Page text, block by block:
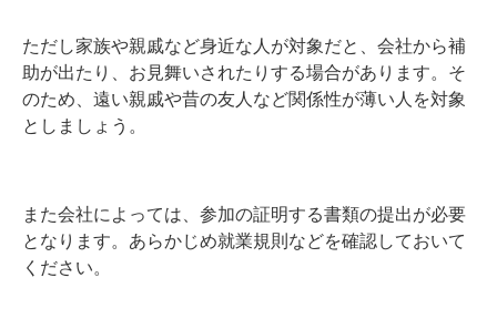
ただし家族や親戚など身近な人が対象だと、会社から補
助が出たり、お見舞いされたりする場合があります。そ
のため、遠い親戚や昔の友人など関係性が薄い人を対象
としましょう。
また会社によっては、参加の証明する書類の提出が必要
となります。あらかじめ就業規則などを確認しておいて
ください。